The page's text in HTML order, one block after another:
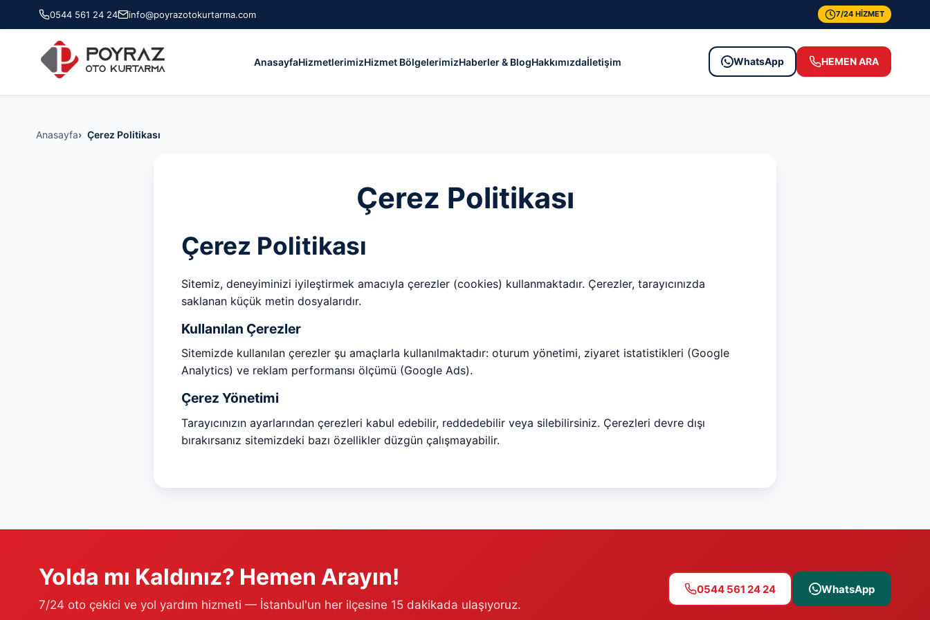
0544 561 24 24 info@poyrazotokurtarma.com 7/24 HİZMET
AnasayfaHizmetlerimizHizmet BölgelerimizHaberler & BlogHakkımızdaİletişim WhatsApp HEMEN ARA
Anasayfa Çerez Politikası
Çerez Politikası
Çerez Politikası
Sitemiz, deneyiminizi iyileştirmek amacıyla çerezler (cookies) kullanmaktadır. Çerezler, tarayıcınızda
saklanan küçük metin dosyalarıdır.
Kullanılan Çerezler
Sitemizde kullanılan çerezler şu amaçlarla kullanılmaktadır: oturum yönetimi, ziyaret istatistikleri (Google
Analytics) ve reklam performansı ölçümü (Google Ads).
Çerez Yönetimi
Tarayıcınızın ayarlarından çerezleri kabul edebilir, reddedebilir veya silebilirsiniz. Çerezleri devre dışı
bırakırsanız sitemizdeki bazı özellikler düzgün çalışmayabilir.
Yolda mı Kaldınız? Hemen Arayın!
7/24 oto çekici ve yol yardım hizmeti — İstanbul'un her ilçesine 15 dakikada ulaşıyoruz.
0544 561 24 24 WhatsApp